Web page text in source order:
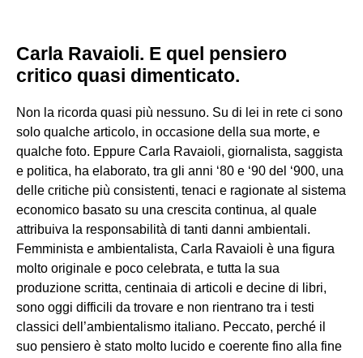
Carla Ravaioli. E quel pensiero
critico quasi dimenticato.
Non la ricorda quasi più nessuno. Su di lei in rete ci sono
solo qualche articolo, in occasione della sua morte, e
qualche foto. Eppure Carla Ravaioli, giornalista, saggista
e politica, ha elaborato, tra gli anni ‘80 e ‘90 del ‘900, una
delle critiche più consistenti, tenaci e ragionate al sistema
economico basato su una crescita continua, al quale
attribuiva la responsabilità di tanti danni ambientali.
Femminista e ambientalista, Carla Ravaioli è una figura
molto originale e poco celebrata, e tutta la sua
produzione scritta, centinaia di articoli e decine di libri,
sono oggi difficili da trovare e non rientrano tra i testi
classici dell’ambientalismo italiano. Peccato, perché il
suo pensiero è stato molto lucido e coerente fino alla fine